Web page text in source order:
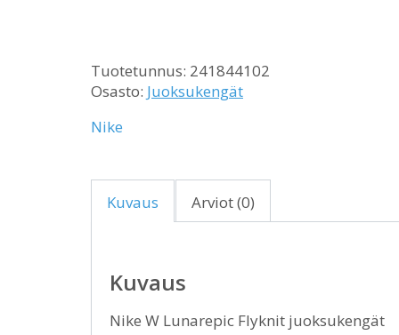
Tuotetunnus: 241844102
Osasto: Juoksukengät
Nike
Kuvaus Arviot (0)
Kuvaus
Nike W Lunarepic Flyknit juoksukengät